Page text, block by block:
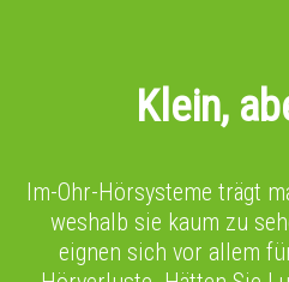
Klein,
Im-Ohr-Hörsysteme trägt
weshalb sie kaum zu
eignen sich vor allem